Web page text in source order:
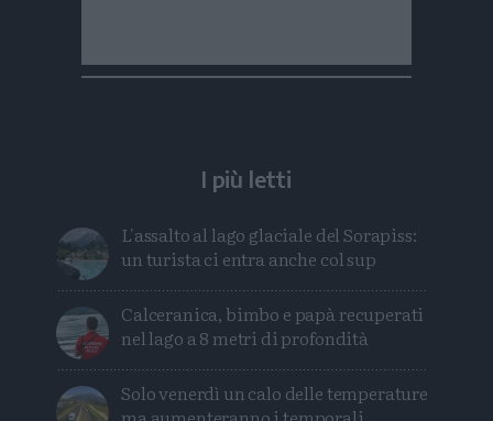
I più letti
L'assalto al lago glaciale del Sorapiss:
un turista ci entra anche col sup
Calceranica, bimbo e papà recuperati
nel lago a 8 metri di profondità
Solo venerdì un calo delle temperature